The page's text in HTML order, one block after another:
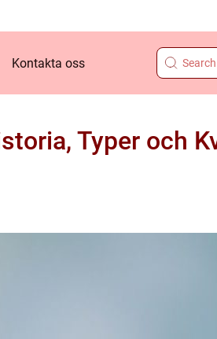
Kontakta oss
Typer och